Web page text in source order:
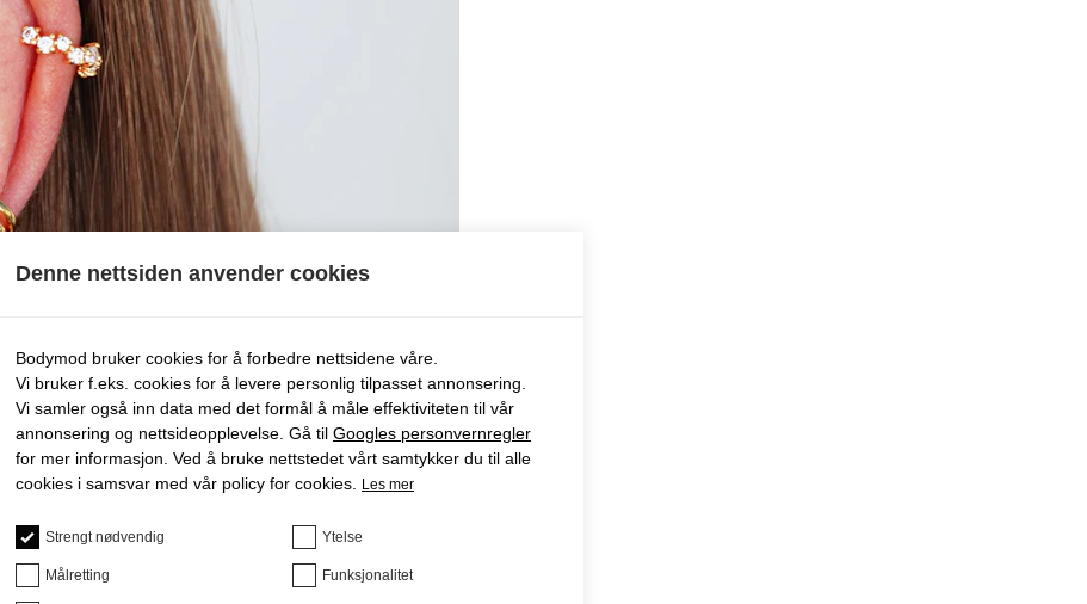
Denne nettsiden anvender cookies
Bodymod bruker cookies for å forbedre nettsidene våre.
Vi bruker f.eks. cookies for å levere personlig tilpasset annonsering.
Vi samler også inn data med det formål å måle effektiviteten til vår
annonsering og nettsideopplevelse. Gå til Googles personvernregler
for mer informasjon. Ved å bruke nettstedet vårt samtykker du til alle
cookies i samsvar med vår policy for cookies.
Les mer
Strengt nødvendig Ytelse
Målretting Funksjonalitet